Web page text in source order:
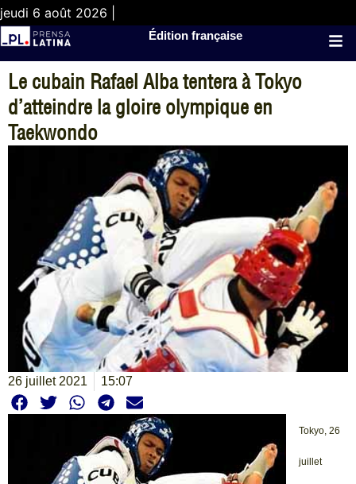
jeudi 6 août 2026 |
Édition française
Le cubain Rafael Alba tentera à Tokyo
d’atteindre la gloire olympique en
Taekwondo
26 juillet 2021 15:07
Tokyo, 26
juillet